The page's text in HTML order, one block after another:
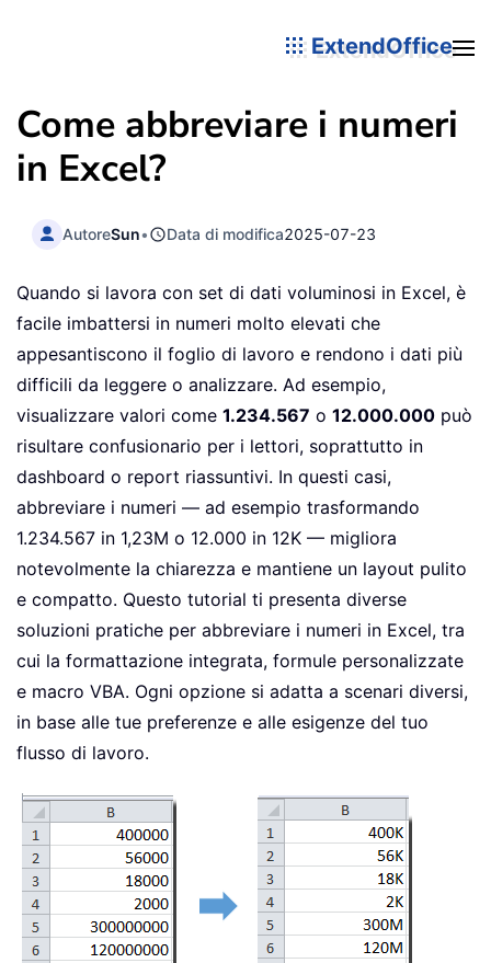
ExtendOffice
Come abbreviare i numeri
in Excel?
AutoreSun• Data di modifica2025-07-23
Quando si lavora con set di dati voluminosi in Excel, è
facile imbattersi in numeri molto elevati che
appesantiscono il foglio di lavoro e rendono i dati più
difficili da leggere o analizzare. Ad esempio,
visualizzare valori come 1.234.567 o 12.000.000 può
risultare confusionario per i lettori, soprattutto in
dashboard o report riassuntivi. In questi casi,
abbreviare i numeri — ad esempio trasformando
1.234.567 in 1,23M o 12.000 in 12K — migliora
notevolmente la chiarezza e mantiene un layout pulito
e compatto. Questo tutorial ti presenta diverse
soluzioni pratiche per abbreviare i numeri in Excel, tra
cui la formattazione integrata, formule personalizzate
e macro VBA. Ogni opzione si adatta a scenari diversi,
in base alle tue preferenze e alle esigenze del tuo
flusso di lavoro.